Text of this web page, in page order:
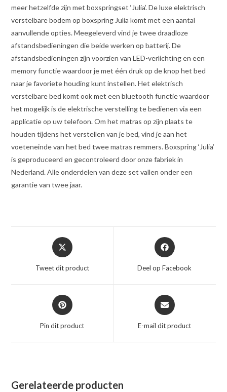
meer hetzelfde zijn met boxspringset ‘Julia’. De luxe elektrisch
verstelbare bodem op boxspring Julia komt met een aantal
aanvullende opties. Meegeleverd vind je twee draadloze
afstandsbedieningen die beide werken op batterij. De
afstandsbedieningen zijn voorzien van LED-verlichting en een
memory functie waardoor je met één druk op de knop het bed
naar je favoriete houding kunt instellen. Het elektrisch
verstelbare bed komt ook met een bluetooth functie waardoor
het mogelijk is de elektrische verstelling te bedienen via een
applicatie op uw telefoon. Om het matras op zijn plaats te
houden tijdens het verstellen van je bed, vind je aan het
voeteneinde van het bed twee matras remmers. Boxspring ‘Julia’
is geproduceerd en gecontroleerd door onze fabriek in
Nederland. Alle onderdelen van deze set vallen onder een
garantie van twee jaar.
Opent
in
een
nieuw
Tweet dit product
Opent
in
een
nieuw
Deel op Facebook
Opent
in
een
nieuw
Pin dit product
Opent
in
een
nieuw
E-mail dit product
Gerelateerde producten